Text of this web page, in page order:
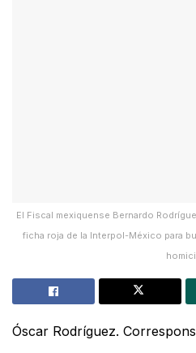
El Fiscal mexiquense Bernardo
ficha roja de la Interpol-México para
Óscar Rodríguez.